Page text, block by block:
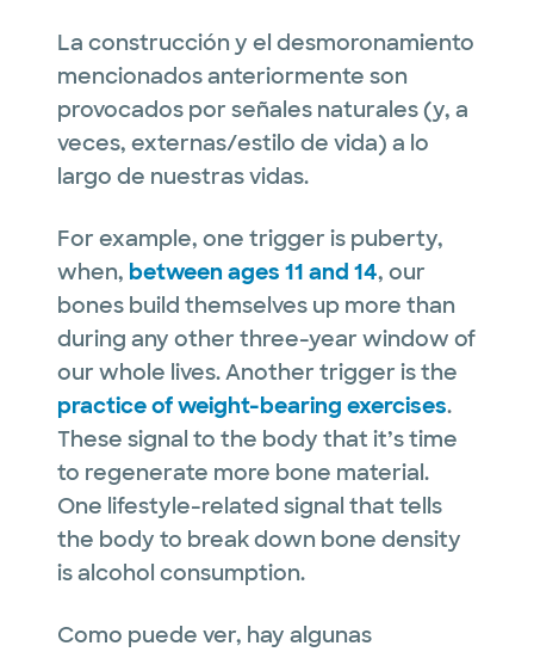
La construcción y el desmoronamiento
mencionados anteriormente son
provocados por señales naturales (y, a
veces, externas/estilo de vida) a lo
largo de nuestras vidas.
For example, one trigger is puberty,
when, between ages 11 and 14, our
bones build themselves up more than
during any other three-year window of
our whole lives. Another trigger is the
practice of weight-bearing exercises.
These signal to the body that it’s time
to regenerate more bone material.
One lifestyle-related signal that tells
the body to break down bone density
is alcohol consumption.
Como puede ver, hay algunas